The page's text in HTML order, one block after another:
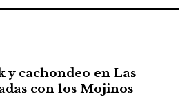
y cachondeo en Las
con los Mojinos